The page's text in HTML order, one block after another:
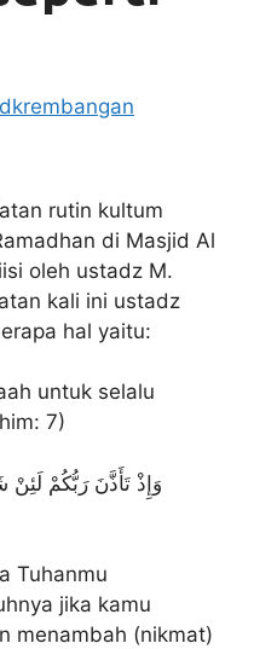
rutin kultum
di Masjid Al
oleh ustadz M.
kali ini ustadz
hal yaitu:
untuk selalu
7)
وَإِذْ تَأَذَّنَ رَبُّكُمْ لَئِنْ
Tuhanmu
jika kamu
menambah (nikmat)